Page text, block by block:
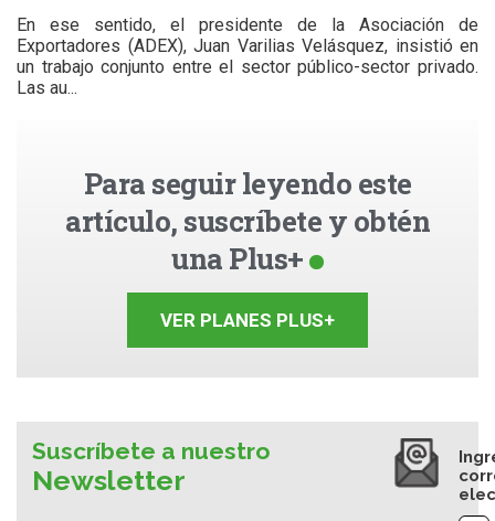
En ese sentido, el presidente de la Asociación de
Exportadores (ADEX), Juan Varilias Velásquez, insistió en
un trabajo conjunto entre el sector público-sector privado.
Las au...
Para seguir leyendo este
artículo, suscríbete y obtén
una Plus+
VER PLANES PLUS+
Suscríbete a nuestro
Newsletter